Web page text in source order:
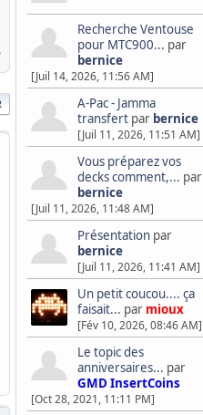
Recherche Ventouse
pour MTC900... par
bernice
[Juil 14, 2026, 11:56 AM]
A-Pac - Jamma
transfert par bernice
[Juil 11, 2026, 11:51 AM]
Vous préparez vos
decks comment,... par
bernice
[Juil 11, 2026, 11:48 AM]
Présentation par
bernice
[Juil 11, 2026, 11:41 AM]
Un petit coucou.... ça
faisait... par mioux
[Fév 10, 2026, 08:46 AM]
Le topic des
anniversaires... par
GMD InsertCoins
[Oct 28, 2021, 11:11 PM]